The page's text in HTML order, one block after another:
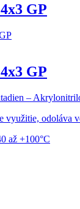
GP
GP
–
využitie, odoláva
až +100°C